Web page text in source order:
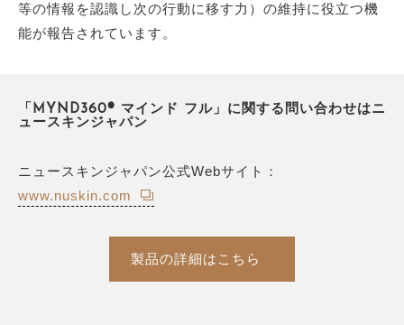
等の情報を認識し次の行動に移す力）の維持に役立つ機
能が報告されています。
「MYND360® マインド フル」に関する問い合わせはニ
ュースキンジャパン
ニュースキンジャパン公式Webサイト：
www.nuskin.com
製品の詳細はこちら